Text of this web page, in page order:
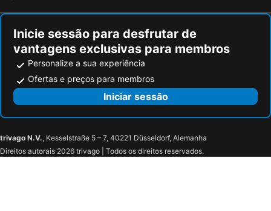
Inicie sessão para desfrutar de
vantagens exclusivas para membros
Personalize a sua experiência
Ofertas e preços para membros
Iniciar sessão
trivago N.V., Kesselstraße 5 – 7, 40221 Düsseldorf, Alemanha
Direitos autorais 2026 trivago | Todos os direitos reservados.